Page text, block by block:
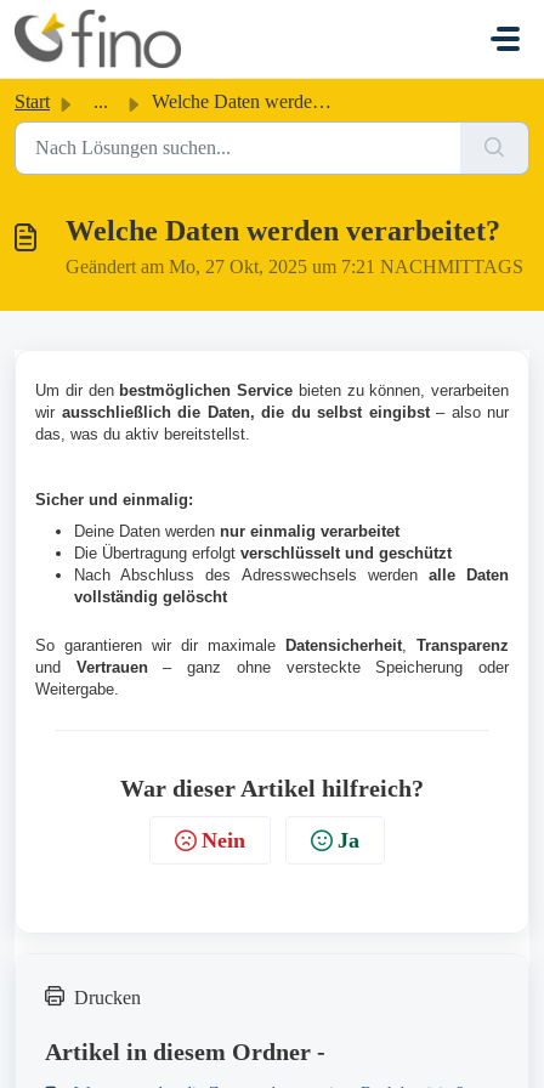
Zum hauptsächlichen Inhalt gehen
Start ... Welche Daten werden verarbeitet?
Welche Daten werden verarbeitet?
Geändert am Mo, 27 Okt, 2025 um 7:21 NACHMITTAGS
Um dir den bestmöglichen Service bieten zu können, verarbeiten
wir ausschließlich die Daten, die du selbst eingibst– also nur
das, was du aktiv bereitstellst.
Sicher und einmalig:
Deine Daten werden nur einmalig verarbeitet
Die Übertragung erfolgt verschlüsselt und geschützt
Nach Abschluss des Adresswechsels werden alle Daten
vollständig gelöscht
So garantieren wir dir maximale Datensicherheit, Transparenz
und Vertrauen– ganz ohne versteckte Speicherung oder
Weitergabe.
War dieser Artikel hilfreich?
Nein Ja
Drucken
Artikel in diesem Ordner -